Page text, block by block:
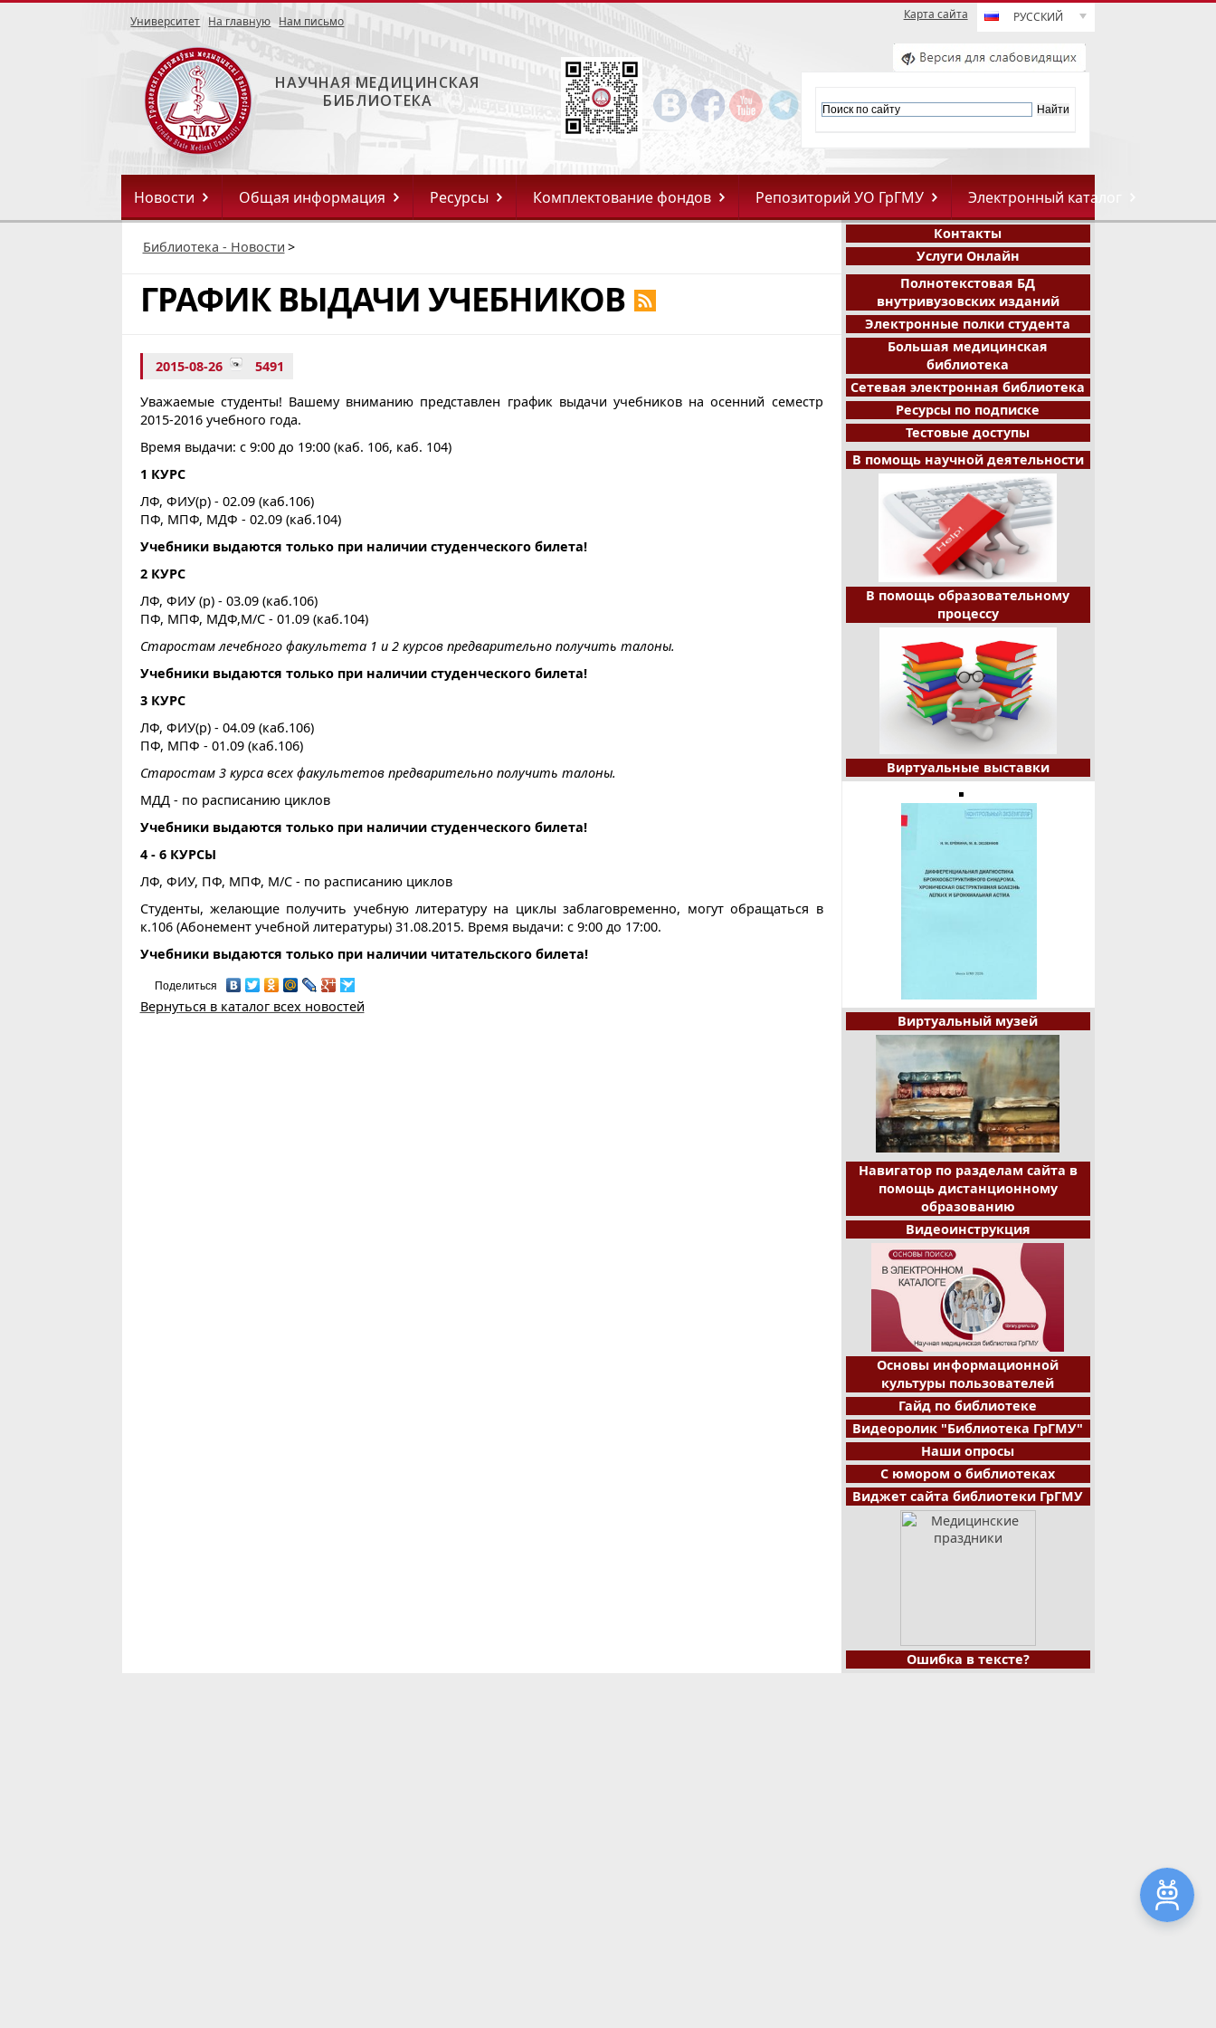
Карта сайта РУССКИЙ
Университет На главную Нам письмо
НАУЧНАЯ МЕДИЦИНСКАЯ
БИБЛИОТЕКА
Новости Общая информация Ресурсы Комплектование фондов Репозиторий УО ГрГМУ Электронный каталог
Библиотека - Новости >
ГРАФИК ВЫДАЧИ УЧЕБНИКОВ
2015-08-26 5491
Уважаемые студенты! Вашему вниманию представлен график выдачи учебников на осенний семестр
2015-2016 учебного года.
Время выдачи: с 9:00 до 19:00 (каб. 106, каб. 104)
1 КУРС
ЛФ, ФИУ(р) - 02.09 (каб.106)
ПФ, МПФ, МДФ - 02.09 (каб.104)
Учебники выдаются только при наличии студенческого билета!
2 КУРС
ЛФ, ФИУ (р) - 03.09 (каб.106)
ПФ, МПФ, МДФ,М/С - 01.09 (каб.104)
Старостам лечебного факультета 1 и 2 курсов предварительно получить талоны.
Учебники выдаются только при наличии студенческого билета!
3 КУРС
ЛФ, ФИУ(р) - 04.09 (каб.106)
ПФ, МПФ - 01.09 (каб.106)
Старостам 3 курса всех факультетов предварительно получить талоны.
МДД - по расписанию циклов
Учебники выдаются только при наличии студенческого билета!
4 - 6 КУРСЫ
ЛФ, ФИУ, ПФ, МПФ, М/С - по расписанию циклов
Студенты, желающие получить учебную литературу на циклы заблаговременно, могут обращаться в
к.106 (Абонемент учебной литературы) 31.08.2015. Время выдачи: с 9:00 до 17:00.
Учебники выдаются только при наличии читательского билета!
Поделиться
Вернуться в каталог всех новостей
Контакты
Услуги Онлайн
Полнотекстовая БД
внутривузовских изданий
Электронные полки студента
Большая медицинская
библиотека
Сетевая электронная библиотека
Ресурсы по подписке
Тестовые доступы
В помощь научной деятельности
В помощь образовательному
процессу
Виртуальные выставки
Виртуальный музей
Навигатор по разделам сайта в
помощь дистанционному
образованию
Видеоинструкция
Основы информационной
культуры пользователей
Гайд по библиотеке
Видеоролик "Библиотека ГрГМУ"
Наши опросы
С юмором о библиотеках
Виджет сайта библиотеки ГрГМУ
Ошибка в тексте?